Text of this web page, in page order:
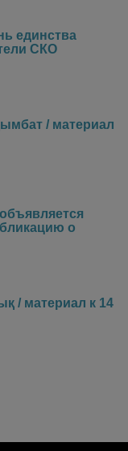
единства
СКО
/ материал
о
/ материал к 14